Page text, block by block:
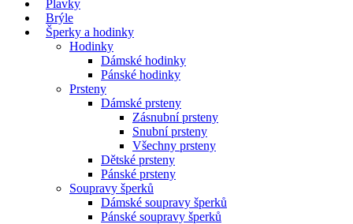
Plavky
Brýle
Šperky a hodinky
Hodinky
Dámské hodinky
Pánské hodinky
Prsteny
Dámské prsteny
Zásnubní prsteny
Snubní prsteny
Všechny prsteny
Dětské prsteny
Pánské prsteny
Soupravy šperků
Dámské soupravy šperků
Pánské soupravy šperků